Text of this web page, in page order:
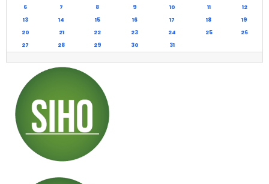
6
7 8 9 10 11
12
13
14 15 16 17 18
19
20
21 22 23 24 25
26
27
28 29 30 31